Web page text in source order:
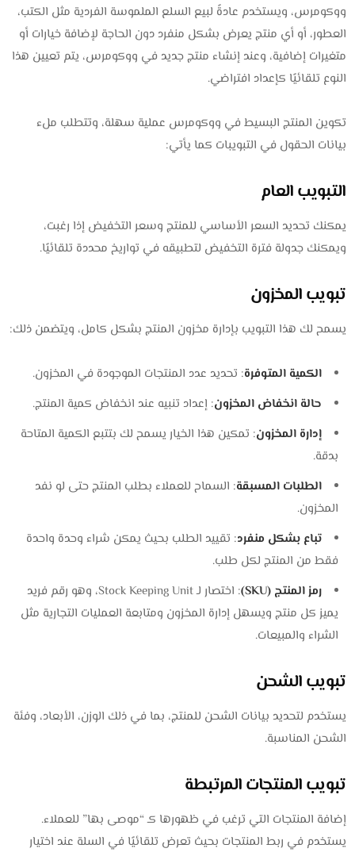
ووكومرس، ويستخدم عادةً لبيع السلع الملموسة الفردية مثل الكتب،
العطور، أو أي منتج يعرض بشكل منفرد دون الحاجة لإضافة خيارات أو
متغيرات إضافية، وعند إنشاء منتج جديد في ووكومرس، يتم تعيين هذا
النوع تلقائيًا كإعداد افتراضي.
تكوين المنتج البسيط في ووكومرس عملية سهلة، وتتطلب ملء
بيانات الحقول في التبويبات كما يأتي:
التبويب العام
يمكنك تحديد السعر الأساسي للمنتج وسعر التخفيض إذا رغبت،
ويمكنك جدولة فترة التخفيض لتطبيقه في تواريخ محددة تلقائيًا.
تبويب المخزون
يسمح لك هذا التبويب بإدارة مخزون المنتج بشكل كامل، ويتضمن ذلك:
الكمية المتوفرة: تحديد عدد المنتجات الموجودة في المخزون.
حالة انخفاض المخزون: إعداد تنبيه عند انخفاض كمية المنتج.
إدارة المخزون: تمكين هذا الخيار يسمح لك بتتبع الكمية المتاحة
بدقة.
الطلبات المسبقة: السماح للعملاء بطلب المنتج حتى لو نفد
المخزون.
تباع بشكل منفرد: تقييد الطلب بحيث يمكن شراء وحدة واحدة
فقط من المنتج لكل طلب.
رمز المنتج (SKU)
: اختصار لـ Stock Keeping Unit، وهو رقم فريد
يميز كل منتج ويسهل إدارة المخزون ومتابعة العمليات التجارية مثل
الشراء والمبيعات.
تبويب الشحن
يستخدم لتحديد بيانات الشحن للمنتج، بما في ذلك الوزن، الأبعاد، وفئة
الشحن المناسبة.
تبويب المنتجات المرتبطة
إضافة المنتجات التي ترغب في ظهورها كـ “موصى بها” للعملاء.
يستخدم في ربط المنتجات بحيث تعرض تلقائيًا في السلة عند اختيار